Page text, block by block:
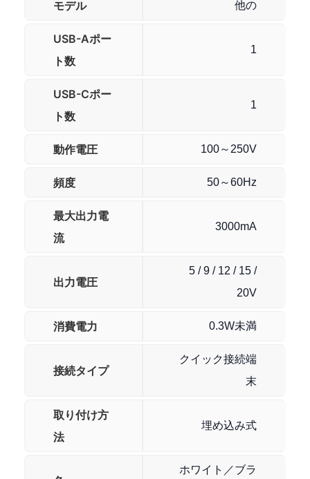
モデル 他の
USB-Aポー
ト数
1
USB-Cポー
ト数
1
動作電圧 100～250V
頻度 50～60Hz
最大出力電
流
3000mA
出力電圧
5 / 9 / 12 / 15 /
20V
消費電力 0.3W未満
接続タイプ
クイック接続端
末
取り付け方
法
埋め込み式
ホワイト／ブラ